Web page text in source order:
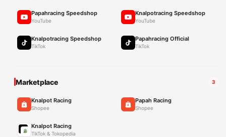
Papahracing Speedshop
YouTube
Knalpotracing Speedshop
YouTube
Knalpotracing Speedshop
TikTok
Papahracing Official
TikTok
Marketplace 3
Knalpot Racing
Shopee
Papah Racing
Shopee
Knalpot Racing
TikTok & Tokopedia